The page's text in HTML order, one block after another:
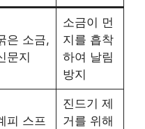
은 소금,
문지
소금이 먼
지를 흡착
하여 날림
방지
피 스프
진드기 제
거를 위해